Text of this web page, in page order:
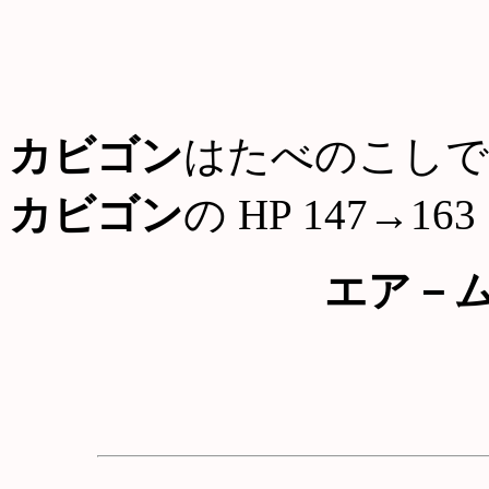
カビゴンはたべのこし
カビゴンの HP 147→163
エア－